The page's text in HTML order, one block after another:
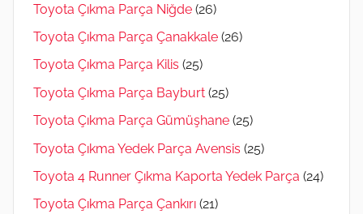
Toyota Çıkma Parça Niğde (26)
Toyota Çıkma Parça Çanakkale (26)
Toyota Çıkma Parça Kilis (25)
Toyota Çıkma Parça Bayburt (25)
Toyota Çıkma Parça Gümüşhane (25)
Toyota Çıkma Yedek Parça Avensis (25)
Toyota 4 Runner Çıkma Kaporta Yedek Parça (24)
Toyota Çıkma Parça Çankırı (21)